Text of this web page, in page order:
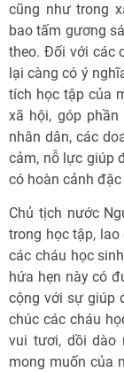
cũng như trong
bao tấm gương
theo. Đối với các
lại càng có ý
tích học tập của
xã hội, góp
nhân dân, các
cảm, nỗ lực giúp
có hoàn cảnh
Chủ tịch nước
trong học tập,
các cháu học
hứa hẹn này có
cộng với sự giúp
chúc các cháu
vui tươi, dồi dào
mong muốn của